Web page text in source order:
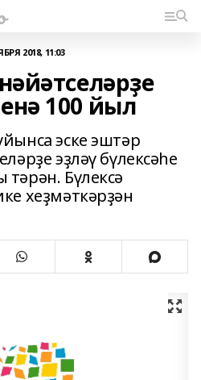
2018, 11:03
100 йыл
эске эштәр
эҙләү бүлексәһе
Бүлексә
хеҙмәткәрҙән